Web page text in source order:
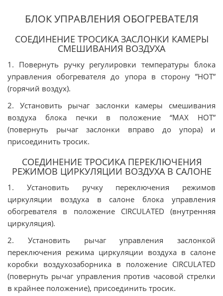
БЛОК УПРАВЛЕНИЯ ОБОГРЕВАТЕЛЯ
СОЕДИНЕНИЕ ТРОСИКА ЗАСЛОНКИ КАМЕРЫ
СМЕШИВАНИЯ ВОЗДУХА
1. Повернуть ручку регулировки температуры блока
управления обогревателя до упора в сторону ”HOT”
(горячий воздух).
2. Установить рычаг заслонки камеры смешивания
воздуха блока печки в положение “MAX HOT”
(повернуть рычаг заслонки вправо до упора) и
присоединить тросик.
СОЕДИНЕНИЕ ТРОСИКА ПЕРЕКЛЮЧЕНИЯ
РЕЖИМОВ ЦИРКУЛЯЦИИ ВОЗДУХА В САЛОНЕ
1. Установить ручку переключения режимов
циркуляции воздуха в салоне блока управления
обогревателя в положение CIRCULATED (внутренняя
циркуляция).
2. Установить рычаг управления заслонкой
переключения режима циркуляции воздуха в салоне
коробки воздухозаборника в положение CIRCULATED
(повернуть рычаг управления против часовой стрелки
в крайнее положение), присоединить тросик.